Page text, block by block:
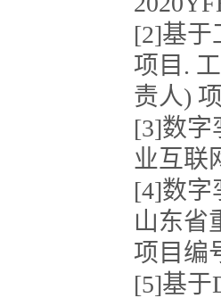
[2]基于
项目.
责人)
[3]数字
业互联
[4]数字
山东省
项目编
[5]基于